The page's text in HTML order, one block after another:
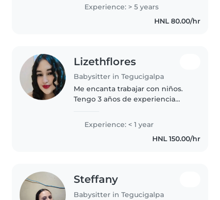
todas las edades. Me encanta
Experience: > 5 years
HNL 80.00/hr
Lizethflores
Babysitter in Tegucigalpa
Me encanta trabajar con niños.
Tengo 3 años de experiencia
bebés y niños pequeños.
También tengo experiencia con
niños con necesidades
Experience: < 1 year
HNL 150.00/hr
Steffany
Babysitter in Tegucigalpa